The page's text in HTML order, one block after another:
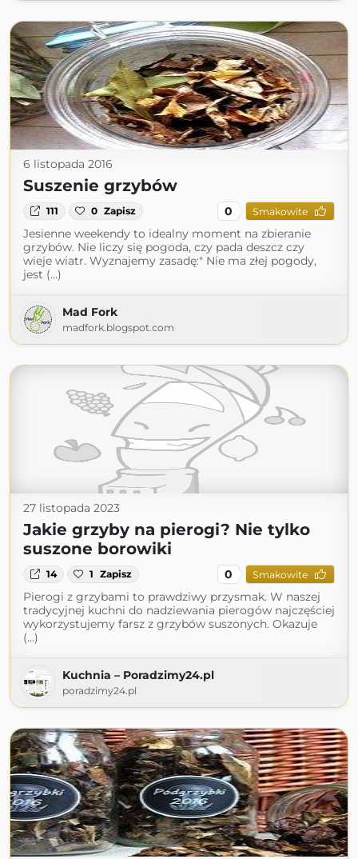
6 listopada 2016
Suszenie grzybów
111 0 Zapisz 0 Smakowite
Jesienne weekendy to idealny moment na zbieranie
grzybów. Nie liczy się pogoda, czy pada deszcz czy
wieje wiatr. Wyznajemy zasadę:" Nie ma złej pogody,
jest (...)
Mad Fork
madfork.blogspot.com
27 listopada 2023
Jakie grzyby na pierogi? Nie tylko
suszone borowiki
14 1 Zapisz 0 Smakowite
Pierogi z grzybami to prawdziwy przysmak. W naszej
tradycyjnej kuchni do nadziewania pierogów najczęściej
wykorzystujemy farsz z grzybów suszonych. Okazuje
(...)
Kuchnia – Poradzimy24.pl
poradzimy24.pl